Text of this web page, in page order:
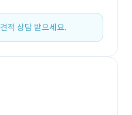
적 상담 받으세요.